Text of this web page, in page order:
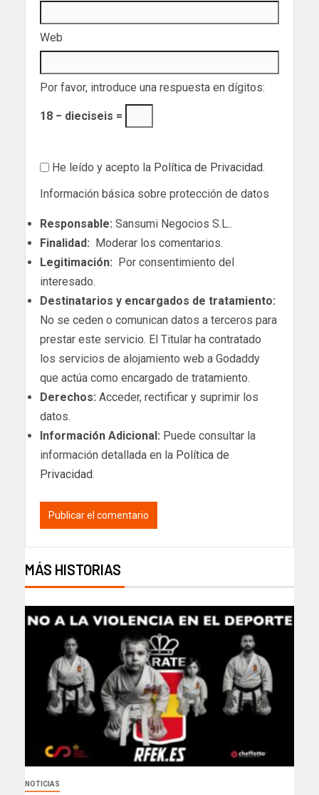
Web
Por favor, introduce una respuesta en dígitos:
18 − dieciseis =
He leído y acepto la Política de Privacidad.
Información básica sobre protección de datos
Responsable: Sansumi Negocios S.L..
Finalidad: Moderar los comentarios.
Legitimación: Por consentimiento del
interesado.
Destinatarios y encargados de tratamiento:
No se ceden o comunican datos a terceros para
prestar este servicio. El Titular ha contratado
los servicios de alojamiento web a Godaddy
que actúa como encargado de tratamiento.
Derechos: Acceder, rectificar y suprimir los
datos.
Información Adicional: Puede consultar la
información detallada en la Política de
Privacidad.
MÁS HISTORIAS
NOTICIAS